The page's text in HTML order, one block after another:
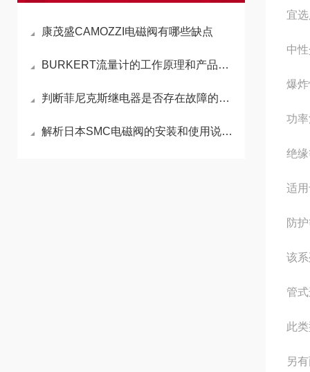
康茂盛CAMOZZI电磁阀有哪些缺点
BURKERT流量计的工作原理和产品特点介绍
判断菲尼克斯继电器是否存在故障的方法介绍
解析日本SMC电磁阀的安装和使用说明书
宜
中
爆
功
绝
适
防
该
管
此
另